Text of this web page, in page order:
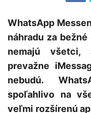
WhatsApp
náhradu za
nemajú všetci,
prevažne
nebudú.
spoľahlivo na
veľmi rozšírenú